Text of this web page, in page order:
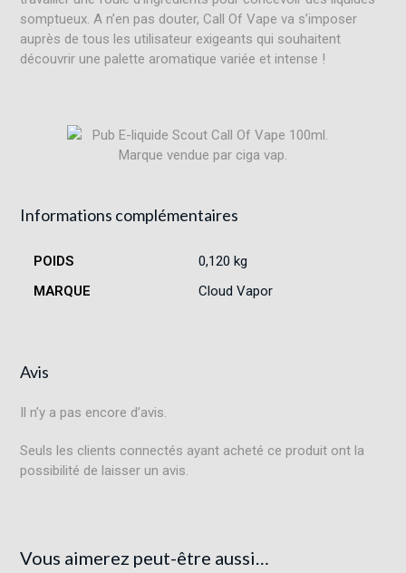
somptueux. A n’en pas douter, Call Of Vape va s’imposer
auprès de tous les utilisateur exigeants qui souhaitent
découvrir une palette aromatique variée et intense !
Informations complémentaires
POIDS
0,120 kg
MARQUE
Cloud Vapor
Avis
Il n’y a pas encore d’avis.
Seuls les clients connectés ayant acheté ce produit ont la
possibilité de laisser un avis.
Vous aimerez peut-être aussi…